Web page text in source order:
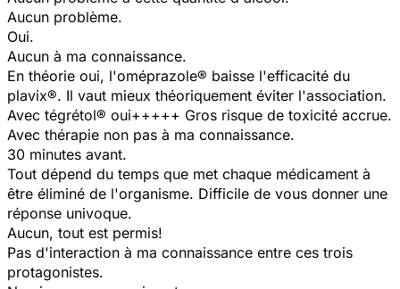
Aucun problème.
Oui.
Aucun à ma connaissance.
En théorie oui, l'oméprazole® baisse l'efficacité du
plavix®. Il vaut mieux théoriquement éviter l'association.
Avec tégrétol® oui+++++ Gros risque de toxicité accrue.
Avec thérapie non pas à ma connaissance.
30 minutes avant.
Tout dépend du temps que met chaque médicament à
être éliminé de l'organisme. Difficile de vous donner une
réponse univoque.
Aucun, tout est permis!
Pas d'interaction à ma connaissance entre ces trois
protagonistes.